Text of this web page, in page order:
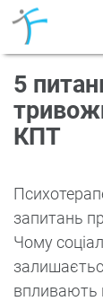
5
КПТ
запитань
Чому
впливають